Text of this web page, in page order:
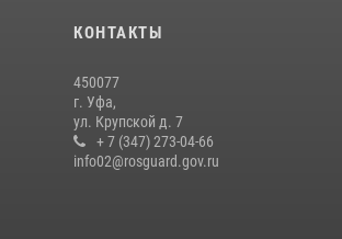
КОНТАКТЫ
450077
г. Уфа,
ул. Крупской д. 7
+ 7 (347) 273-04-66
info02@rosguard.gov.ru